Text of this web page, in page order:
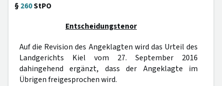
§260StPO
Entscheidungstenor
Auf die Revision des Angeklagten wird das Urteil des
Landgerichts Kiel vom 27. September 2016
dahingehend ergänzt, dass der Angeklagte im
Übrigen freigesprochen wird.